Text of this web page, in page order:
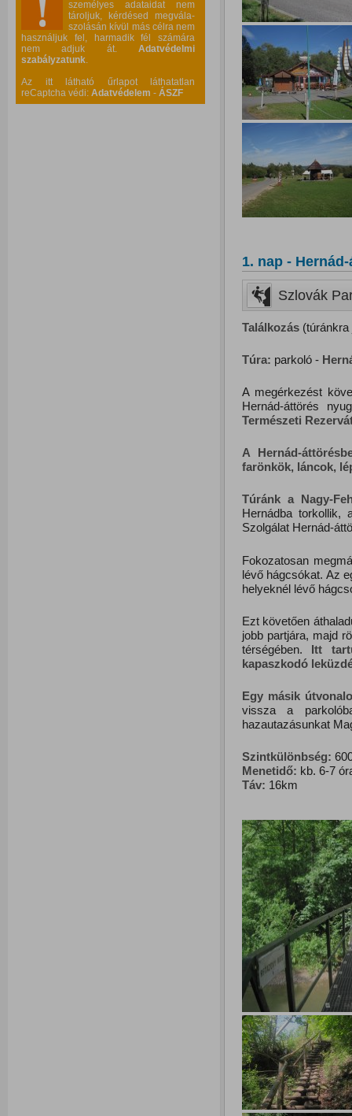
személyes adataidat nem
tároljuk, kérdésed megvála-
szolásán kívül más célra nem
használjuk fel, harmadik fél számára
nem adjuk át. Adatvédelmi
szabályzatunk.
Az itt látható űrlapot láthatatlan
reCaptcha védi: Adatvédelem - ÁSZF
1. nap -
Szlovák
Találkozás(túránkra
Túra: parkoló -
A megérkezést
Hernád-áttörés
Természeti
A Hernád-
farönkök, láncok,
Túránk a Nagy-
Hernádba torkollik,
Szolgálat Hernád-
Fokozatosan
lévő hágcsókat. Az
helyeknél lévő
Ezt követően
jobb partjára, majd
térségében. Itt
kapaszkodó
Egy másik
vissza a
hazautazásunkat
Szintkülönbség:
Menetidő: kb. 6-7
Táv: 16km